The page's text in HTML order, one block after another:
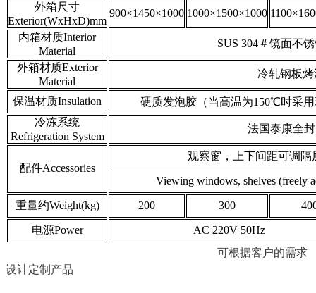
外箱尺寸
Exterior(WxHxD)mm
900×1450×1000 1000×1500×1000
内箱材质Interior
Material
SUS 304＃镜面不
外箱材质Exterior
Material
冷轧钢板
保温材质Insulation
硬质发泡胶（当高温为150℃时采用
冷冻系统
Refrigeration System
法国泰康全
配件Accessories
观察窗，上下间距可调隔
Viewing windows, shelves (freely
重量约Weight(kg) 200 300
电源Power AC 220V 50Hz
可根据客户的需求
设计定制产品